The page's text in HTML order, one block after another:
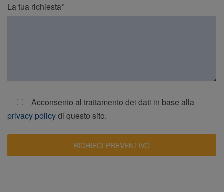
La tua richiesta*
Acconsento al trattamento dei dati in base alla
privacy policydi questo sito.